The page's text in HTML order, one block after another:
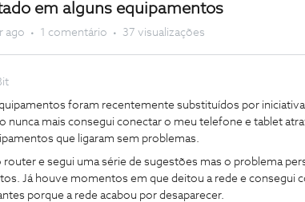
em alguns equipamentos
ago 1 comentário 37 visualizações
foram recentemente substituídos por
nunca mais consegui conectar o meu telefone e tablet
que ligaram sem problemas.
router e segui uma série de sugestões mas o problema
Já houve momentos em que deitou a rede e consegui
porque a rede acabou por desaparecer.